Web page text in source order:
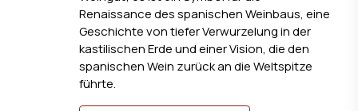
Renaissance des spanischen Weinbaus, eine
Geschichte von tiefer Verwurzelung in der
kastilischen Erde und einer Vision, die den
spanischen Wein zurück an die Weltspitze
führte.